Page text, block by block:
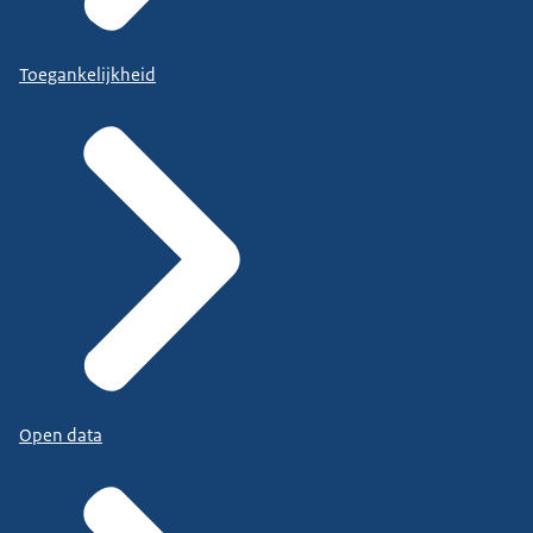
Toegankelijkheid
Open data